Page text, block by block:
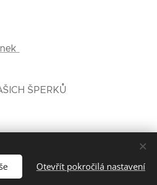
ŠPERKŮ
Otevřít pokročilá nastavení